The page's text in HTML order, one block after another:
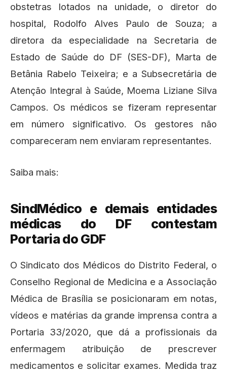
obstetras lotados na unidade, o diretor do
hospital, Rodolfo Alves Paulo de Souza; a
diretora da especialidade na Secretaria de
Estado de Saúde do DF (SES-DF), Marta de
Betânia Rabelo Teixeira; e a Subsecretária de
Atenção Integral à Saúde, Moema Liziane Silva
Campos. Os médicos se fizeram representar
em número significativo. Os gestores não
compareceram nem enviaram representantes.
Saiba mais:
SindMédico e demais entidades
médicas do DF contestam
Portaria do GDF
O Sindicato dos Médicos do Distrito Federal, o
Conselho Regional de Medicina e a Associação
Médica de Brasília se posicionaram em notas,
vídeos e matérias da grande imprensa contra a
Portaria 33/2020, que dá a profissionais da
enfermagem atribuição de prescrever
medicamentos e solicitar exames. Medida traz